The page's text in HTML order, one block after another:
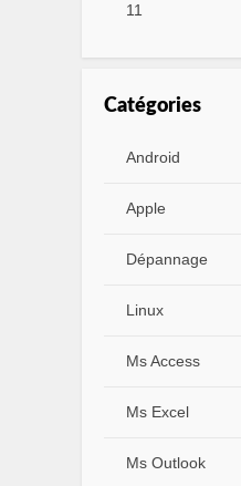
11
Catégories
Android
Apple
Dépannage
Linux
Ms Access
Ms Excel
Ms Outlook